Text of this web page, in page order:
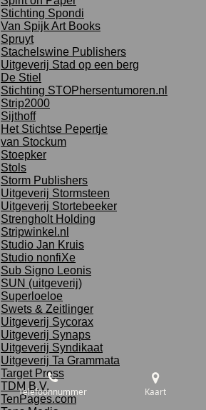
Stichting Spondi
Van Spijk Art Books
Spruyt
Stachelswine Publishers
Uitgeverij Stad op een berg
De Stiel
Stichting STOPhersentumoren.nl
Strip2000
Sijthoff
Het Stichtse Pepertje
van Stockum
Stoepker
Stols
Storm Publishers
Uitgeverij Stormsteen
Uitgeverij Stortebeeker
Strengholt Holding
Stripwinkel.nl
Studio Jan Kruis
Studio nonfiXe
Sub Signo Leonis
SUN (uitgeverij)
Superloeloe
Swets & Zeitlinger
Uitgeverij Sycorax
Uitgeverij Synaps
Uitgeverij Syndikaat
Uitgeverij Ta Grammata
Target Press
TDM B.V.
TenPages.com
Telefoonnummer Kaart